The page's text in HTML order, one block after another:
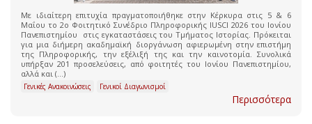
Με ιδιαίτερη επιτυχία πραγματοποιήθηκε στην Κέρκυρα στις 5 & 6
Μαΐου το 2ο Φοιτητικό Συνέδριο Πληροφορικής IUSCI 2026 του Ιονίου
Πανεπιστημίου στις εγκαταστάσεις του Τμήματος Ιστορίας. Πρόκειται
για μια διήμερη ακαδημαϊκή διοργάνωση αφιερωμένη στην επιστήμη
της Πληροφορικής, την εξέλιξή της και την καινοτομία. Συνολικά
υπήρξαν 201 προσελεύσεις, από φοιτητές του Ιονίου Πανεπιστημίου,
αλλά και (...)
Γενικές Ανακοινώσεις Γενικοί Διαγωνισμοί
Περισσότερα